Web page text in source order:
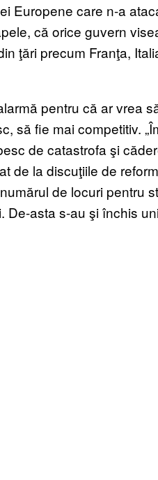
Europene care n-a
că orice guvern
ţări precum Franţa,
pentru că ar vrea
să fie mai competitiv.
de catastrofa şi
de la discuţiile de
de locuri pentru
De-asta s-au şi închis